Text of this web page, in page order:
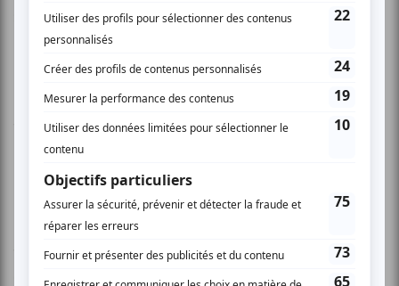
Sometimes
Venez célébrer le printemps et écouter des chanson
connues du premier opus Escapades et savourer un avant